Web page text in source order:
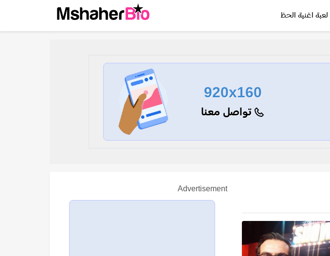
لعبة اغنية الحظ
920x160
تواصل معنا
Advertisement